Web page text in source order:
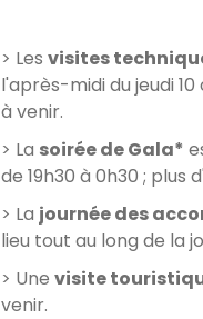
> Les visites
l'après-midi du jeudi
à venir.
> La soirée de Gala*
de 19h30 à 0h30 ; plus
> La journée des
lieu tout au long de la
> Une visite
venir.